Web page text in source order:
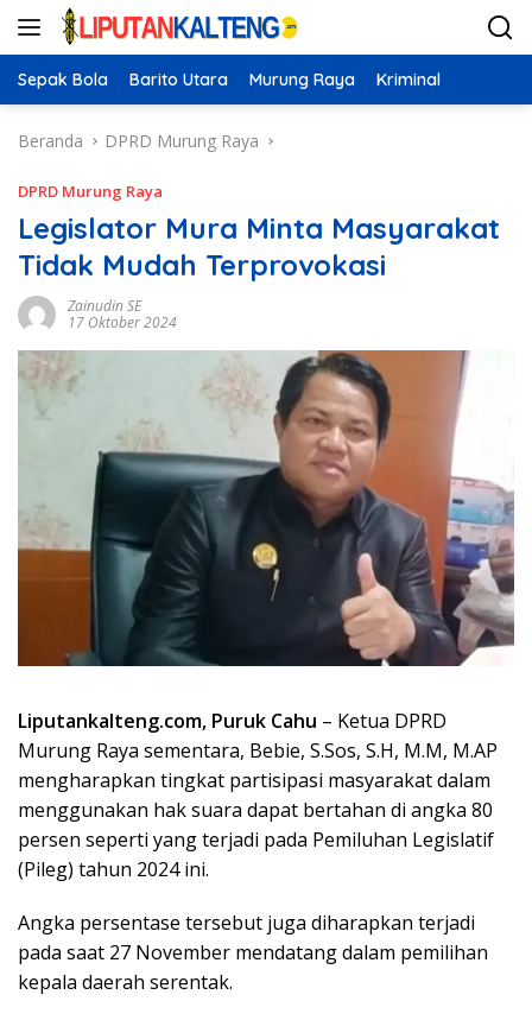
Langsung
Sepak Bola Barito Utara Murung Raya Kriminal
Beranda DPRD Murung Raya
DPRD Murung Raya
Legislator Mura Minta Masyarakat
Tidak Mudah Terprovokasi
Zainudin SE
17 Oktober 2024
Liputankalteng.com, Puruk Cahu – Ketua DPRD
Murung Raya sementara, Bebie, S.Sos, S.H, M.M, M.AP
mengharapkan tingkat partisipasi masyarakat dalam
menggunakan hak suara dapat bertahan di angka 80
persen seperti yang terjadi pada Pemiluhan Legislatif
(Pileg) tahun 2024 ini.
Angka persentase tersebut juga diharapkan terjadi
pada saat 27 November mendatang dalam pemilihan
kepala daerah serentak.